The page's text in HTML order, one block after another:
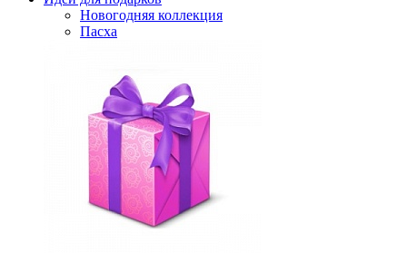
Новогодняя коллекция
Пасха